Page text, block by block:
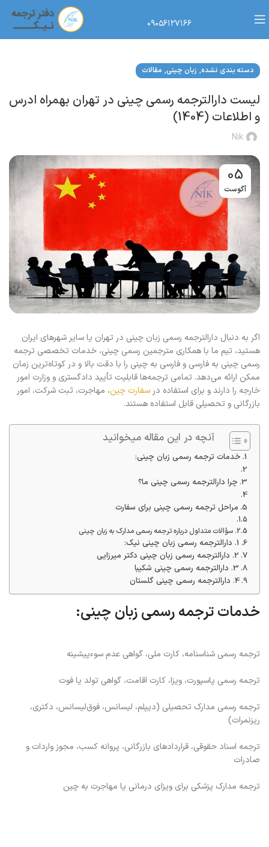
۰۹۰۵۶۱۲۷۱۶۶
دسته بندی نشده, زبان چینی, مقالات
لیست دارالترجمه رسمی چینی در تهران بهمراه ادرس
و اطلاعات (1404)
Nik
05
آگوست
اگر به دنبال دارالترجمه رسمی زبان چینی در تهران یا سایر شهرهای ایران
هستید، تیم ما با همکاری مترجمین رسمی چینی، خدمات تخصصی ترجمه
رسمی چینی به فارسی و فارسی به چینی را با دقت بالا و در کوتاه‌ترین زمان
ممکن ارائه می‌دهد. تمامی ترجمه‌ها قابلیت تأیید دادگستری و وزارت امور
خارجه را دارند و برای استفاده در سفارت چین، مهاجرت، ثبت شرکت، امور
بازرگانی و تحصیلی قابل استفاده هستند.
آنچه در این مقاله میخوانید
خدمات ترجمه رسمی زبان چینی:
چرا دارالترجمه رسمی چینی ما؟
مراحل ترجمه رسمی چینی برای سفارت
سؤالات متداول درباره ترجمه رسمی مدارک به زبان چینی
1. دارالترجمه رسمی زبان چینی نیک:
2. دارالترجمه رسمی زبان چینی دکتر میرزایی
3. دارالترجمه رسمی چینی شکیبا
4. دارالترجمه رسمی چینی گلستان
خدمات ترجمه رسمی زبان چینی:
ترجمه رسمی شناسنامه، کارت ملی، گواهی عدم سوءپیشینه
ترجمه رسمی پاسپورت، ویزا، کارت اقامت، گواهی تولد یا فوت
ترجمه رسمی مدارک تحصیلی (دیپلم، لیسانس، فوق‌لیسانس، دکتری،
ریزنمرات)
ترجمه اسناد حقوقی، قراردادهای بازرگانی، پروانه کسب، مجوز واردات و
صادرات
ترجمه مدارک پزشکی برای ویزای درمانی یا مهاجرت به چین